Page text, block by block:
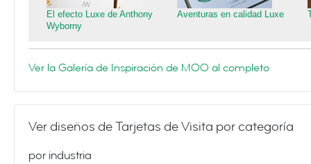
El efecto Luxe de Anthony
Wyborny
Aventuras en calidad Luxe
Ver la Galería de Inspiración de MOO al completo
Ver diseños de Tarjetas de Visita por categoría
por industria